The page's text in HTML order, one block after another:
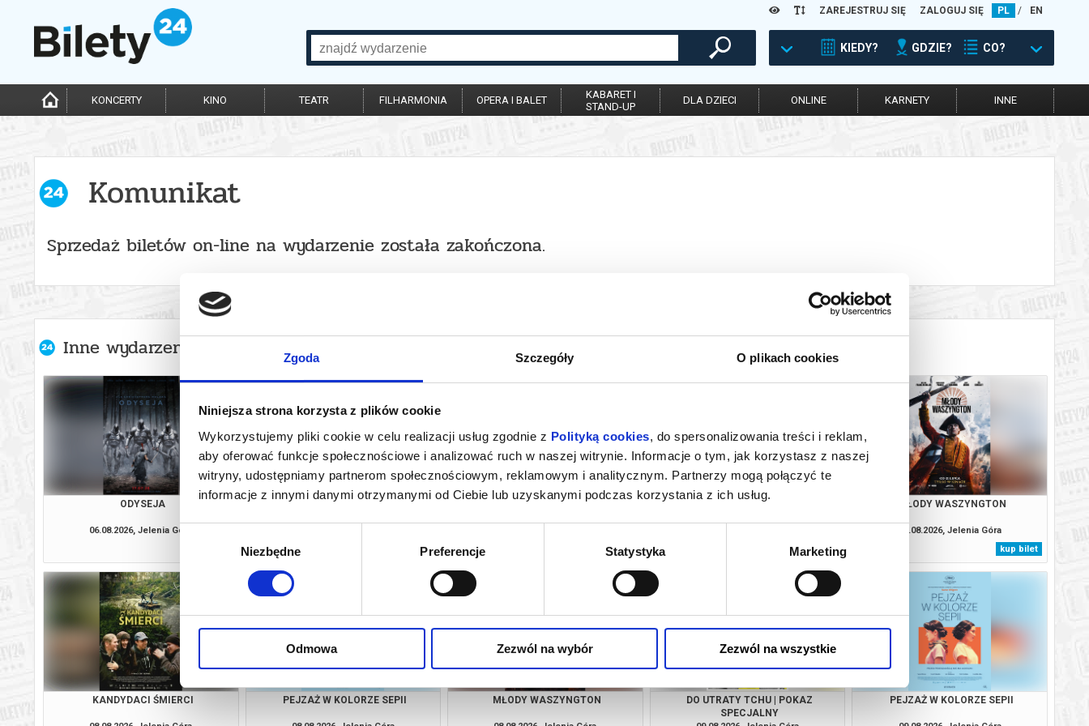
Zgoda Szczegóły O plikach cookies
Niniejsza strona korzysta z plików cookie
Wykorzystujemy pliki cookie w celu realizacji usług zgodnie z Polityką cookies, do spersonalizowania treści i reklam,
aby oferować funkcje społecznościowe i analizować ruch w naszej witrynie. Informacje o tym, jak korzystasz z naszej
witryny, udostępniamy partnerom społecznościowym, reklamowym i analitycznym. Partnerzy mogą połączyć te
informacje z innymi danymi otrzymanymi od Ciebie lub uzyskanymi podczas korzystania z ich usług.
Wybór
Niezbędne Preferencje Statystyka Marketing
Odmowa Zezwól na wybór Zezwól na wszystkie
ZAREJESTRUJ SIĘ ZALOGUJ SIĘ PL / EN
KIEDY? GDZIE? CO?
KONCERTY KINO TEATR FILHARMONIA OPERA I BALET
KABARET I
STAND-UP
DLA DZIECI ONLINE KARNETY INNE
Komunikat
Sprzedaż biletów on-line na wydarzenie została zakończona.
Inne wydarzenia organizatora
ODYSEJA
06.08.2026, Jelenia Góra
O CZYM SOBIE NIE MÓWIMY
kup bilet
KANDYDACI ŚMIERCI
kup bilet
PEJZAŻ W KOLORZE SEPII
kup bilet
MŁODY WASZYNGTON
07.08.2026, Jelenia Góra
kup bilet
KANDYDACI ŚMIERCI PEJZAŻ W KOLORZE SEPII MŁODY WASZYNGTON
DO UTRATY TCHU | POKAZ
SPECJALNY
PEJZAŻ W KOLORZE SEPII